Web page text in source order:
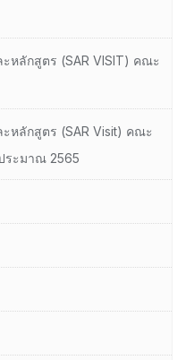
หลักสูตร (SAR VISIT) คณะ
หลักสูตร (SAR Visit) คณะ
ระมาณ 2565